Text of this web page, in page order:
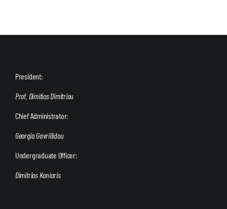
President:
Prof. Dimitios Dimitriou
Chief Administrator:
Georgia Gavriilidou
Undergraduate Officer:
Dimitrios Koniaris